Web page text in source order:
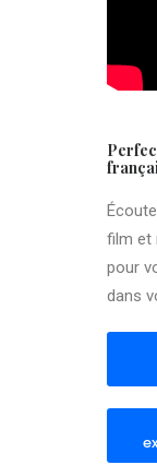
film et
pour
dans